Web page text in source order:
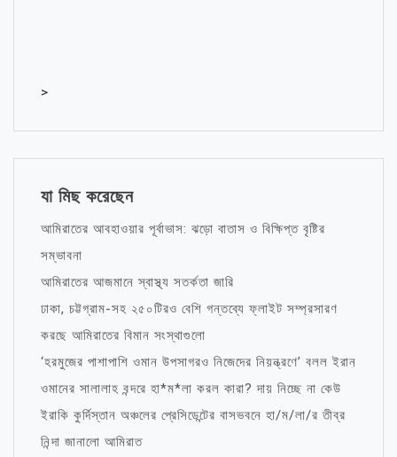
>
যা মিছ করেছেন
আমিরাতের আবহাওয়ার পূর্বাভাস: ঝড়ো বাতাস ও বিক্ষিপ্ত বৃষ্টির
সম্ভাবনা
আমিরাতের আজমানে স্বাস্থ্য সতর্কতা জারি
ঢাকা, চট্টগ্রাম-সহ ২৫০টিরও বেশি গন্তব্যে ফ্লাইট সম্প্রসারণ
করছে আমিরাতের বিমান সংস্থাগুলো
‘হরমুজের পাশাপাশি ওমান উপসাগরও নিজেদের নিয়ন্ত্রণে’ বলল ইরান
ওমানের সালালাহ বন্দরে হা*ম*লা করল কারা? দায় নিচ্ছে না কেউ
ইরাকি কুর্দিস্তান অঞ্চলের প্রেসিডেন্টের বাসভবনে হা/ম/লা/র তীব্র
নিন্দা জানালো আমিরাত